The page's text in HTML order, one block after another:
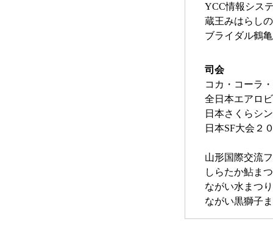
YCC情報シス
蔵王みはらし
ブライダ
司会
コカ・コーラ
全日本エアロ
日本さくらシ
日本SF大会２
山形国際交流
しらたか鮎ま
ながい水まつり
ながい黒